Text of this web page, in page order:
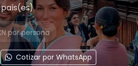
país(es)
por persona
Cotizar por WhatsApp